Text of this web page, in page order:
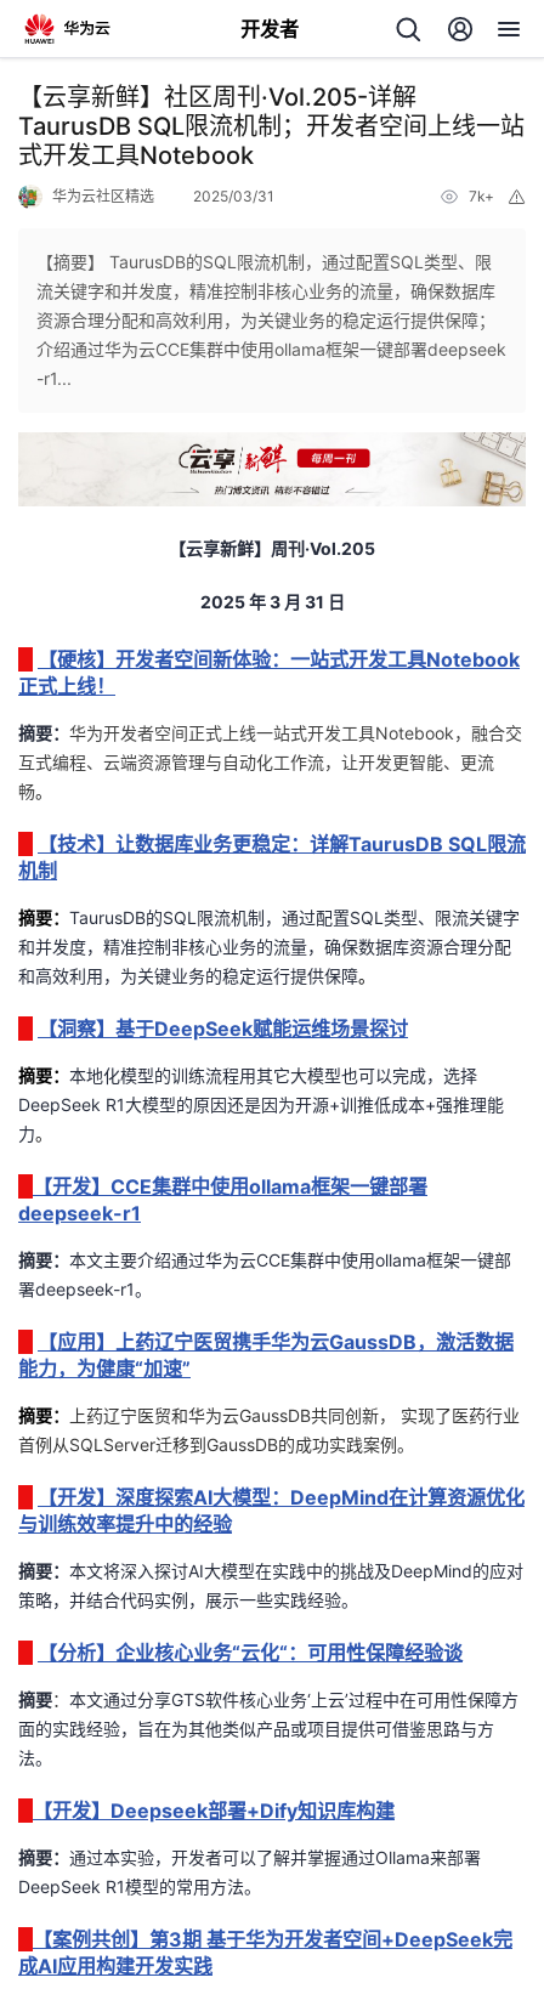
开发者
返
回
个
人
我
我
博
的
坛
我
圈
子
的
直
我
的
我
注
开
发
学
堂
我
课
的
证
我
实
验
的
收
的
Programs
我
的
持
我
的
术
支
持
我
云
声
建
议
【云享新鲜】社区周刊·Vol.205-详解
TaurusDB SQL限流机制；开发者空间上线一站
式开发工具Notebook
华为云社区精选 2025/03/31 7k+
【摘要】 TaurusDB的SQL限流机制，通过配置SQL类型、限
流关键字和并发度，精准控制非核心业务的流量，确保数据库
资源合理分配和高效利用，为关键业务的稳定运行提供保障；
介绍通过华为云CCE集群中使用ollama框架一键部署deepseek
-r1...
【云享新鲜】周刊 ·Vol.205
2025 年3 月 31 日
【硬核】开发者空间新体验：一站式开发工具Notebook
正式上线！
摘要： 华为开发者空间正式上线一站式开发工具Notebook，融合交
互式编程、云端资源管理与自动化工作流，让开发更智能、更流
畅。
【技术】让数据库业务更稳定：详解TaurusDB SQL限流
机制
摘要： TaurusDB的SQL 限流机制，通过配置SQL 类型、限流关键字
和并发度，精准控制非核心业务的流量，确保数据库资源合理分配
和高效利用，为关键业务的稳定运行提供保障。
【洞察】基于DeepSeek赋能运维场景探讨
摘要： 本地化模型的训练流程用其它大模型也可以完成，选择
DeepSeek R1大模型的原因还是因为开源+训推低成本+强推理能
力。
【开发】CCE集群中使用ollama框架一键部署
deepseek-r1
摘要： 本文主要介绍通过华为云CCE集群中使用ollama框架一键部
署deepseek-r1。
【应用】上药辽宁医贸携手华为云GaussDB，激活数据
能力，为健康“加速”
摘要：
上药辽宁医贸和华为云GaussDB共同创新， 实现了医药行业
首例从SQLServer迁移到GaussDB的成功实践案例。
【开发】深度探索AI大模型：DeepMind在计算资源优化
与训练效率提升中的经验
摘要： 本文将深入探讨AI大模型在实践中的挑战及DeepMind的应对
策略，并结合代码实例，展示一些实践经验。
【分析】企业核心业务“云化“：可用性保障经验谈
摘要： 本文通过分享GTS软件核心业务‘上云’过程中在可用性保障方
面的实践经验，旨在为其他类似产品或项目提供可借鉴思路与方
法。
【开发】Deepseek部署+Dify知识库构建
摘要： 通过本实验，开发者可以了解并掌握通过Ollama来部署
DeepSeek R1模型的常用方法。
【案例共创】第3期 基于华为开发者空间+DeepSeek完
成AI应用构建开发实践